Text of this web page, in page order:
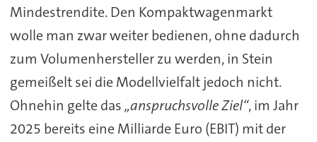
Mindestrendite. Den Kompaktwagenmarkt
wolle man zwar weiter bedienen, ohne dadurch
zum Volumenhersteller zu werden, in Stein
gemeißelt sei die Modellvielfalt jedoch nicht.
Ohnehin gelte das„anspruchsvolle Ziel“, im Jahr
2025 bereits eine Milliarde Euro (EBIT) mit der